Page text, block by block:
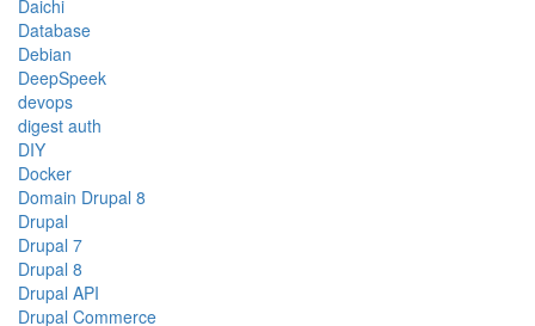
Daichi
Database
Debian
DeepSpeek
devops
digest auth
DIY
Docker
Domain Drupal 8
Drupal
Drupal 7
Drupal 8
Drupal API
Drupal Commerce